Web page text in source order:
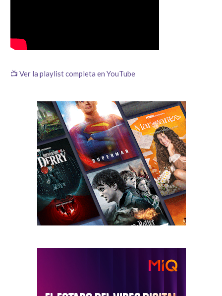
📺 Ver la playlist completa en YouTube